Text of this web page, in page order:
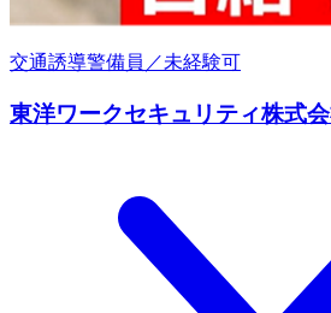
交通誘導警備員／未経験可
東洋ワークセキュリティ株式